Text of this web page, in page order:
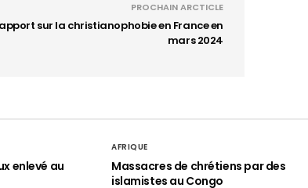
PROCHAIN ARCTICLE
sur la christianophobie en France en
mars 2024
enlevé au
AFRIQUE
Massacres de chrétiens par des
islamistes au Congo